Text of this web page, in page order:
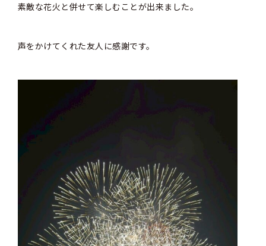
素敵な花火と併せて楽しむことが出来ました。
声をかけてくれた友人に感謝です。